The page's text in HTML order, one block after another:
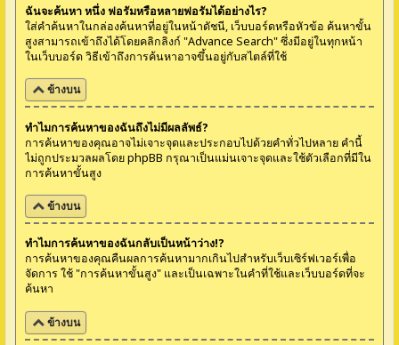
ฉันจะค้นหา หนึ่ง ฟอรัมหรือหลายฟอรัมได้อย่างไร?
ใส่คำค้นหาในกล่องค้นหาที่อยู่ในหน้าดัชนี, เว็บบอร์ดหรือหัวข้อ ค้นหาขั้น
สูงสามารถเข้าถึงได้โดยคลิกลิงก์ "Advance Search" ซึ่งมีอยู่ในทุกหน้า
ในเว็บบอร์ด วิธีเข้าถึงการค้นหาอาจขึ้นอยู่กับสไตล์ที่ใช้
ข้างบน
ทำไมการค้นหาของฉันถึงไม่มีผลลัพธ์?
การค้นหาของคุณอาจไม่เจาะจุดและประกอบไปด้วยคำทั่วไปหลาย คำนี้
ไม่ถูกประมวลผลโดย phpBB กรุณาเป็นแม่นเจาะจุดและใช้ตัวเลือกที่มีใน
การค้นหาขั้นสูง
ข้างบน
ทำไมการค้นหาของฉันกลับเป็นหน้าว่าง!?
การค้นหาของคุณคืนผลการค้นหามากเกินไปสำหรับเว็บเซิร์ฟเวอร์เพื่อ
จัดการ ใช้ "การค้นหาขั้นสูง" และเป็นเฉพาะในคำที่ใช้และเว็บบอร์ดที่จะ
ค้นหา
ข้างบน